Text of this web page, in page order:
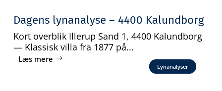
Dagens lynanalyse – 4400 Kalundborg
Kort overblik Illerup Sand 1, 4400 Kalundborg
— Klassisk villa fra 1877 på...
Læs mere
Lynanalyser